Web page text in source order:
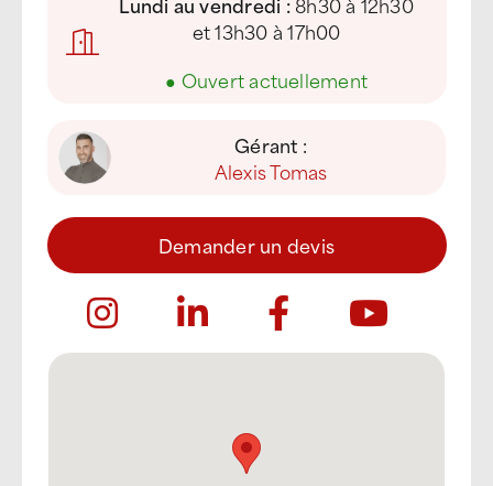
et 13h30 à 17h00
● Ouvert actuellement
Gérant :
Alexis Tomas
Demander un devis